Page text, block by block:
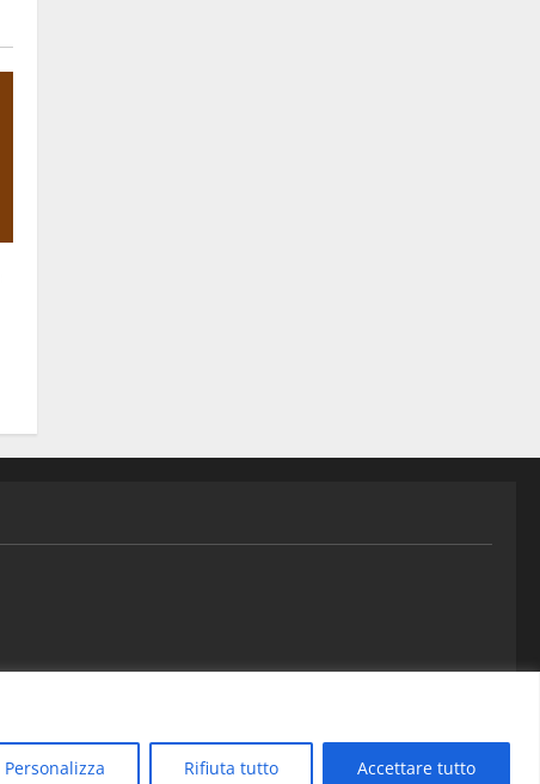
Personalizza Rifiuta tutto Accettare tutto